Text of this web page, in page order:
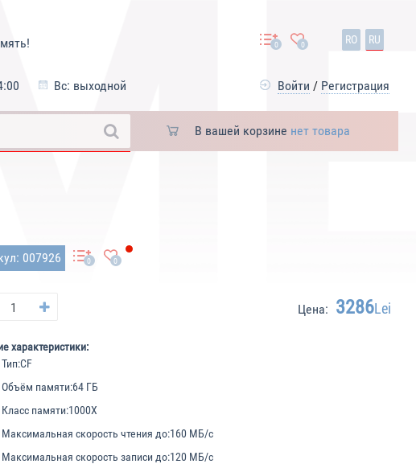
Вс: выходной
0 0 RO RU
Войти / Регистрация
В вашей корзине нет товара
007926 0 0
Цена: 3286Lei
характеристики:
Тип:CF
Объём памяти:64 ГБ
Класс памяти:1000X
Максимальная скорость чтения до:160 МБ/с
Максимальная скорость записи до:120 МБ/с